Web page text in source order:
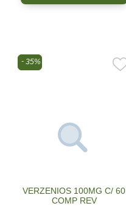
35%
VERZENIOS 100MG C/ 60
COMP REV